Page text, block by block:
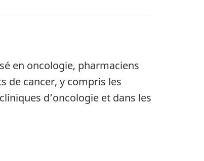
en oncologie, pharmaciens
de cancer, y compris les
d’oncologie et dans les